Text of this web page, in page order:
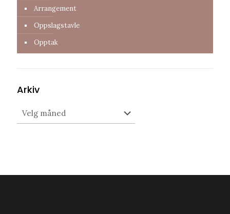
Arrangement
Oppslagstavle
Opptak
Arkiv